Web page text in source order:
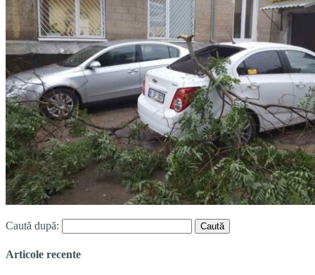
Caută după:
Articole recente